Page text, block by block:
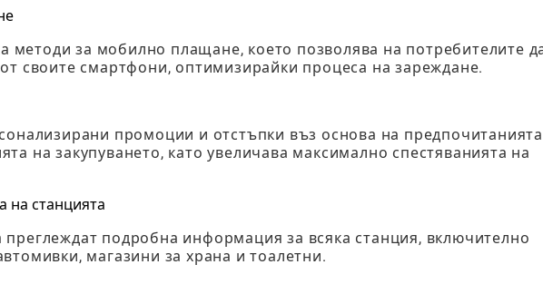
методи за мобилно плащане, което позволява на потребителите
своите смартфони, оптимизирайки процеса на зареждане.
промоции и отстъпки въз основа на
на закупуването, като увеличава максимално спестяванията на
на станцията
преглеждат подробна информация за всяка станция, включително
магазини за храна и тоалетни.